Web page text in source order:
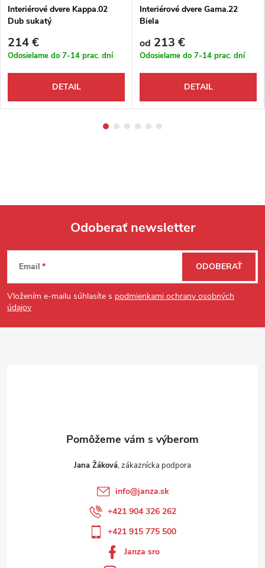
Interiérové dvere Kappa.02
Dub sukatý
214 €
Odosielame do 7-14 prac. dní
DETAIL
Interiérové dvere Gama.22
Biela
od 213 €
Odosielame do 7-14 prac. dní
DETAIL
Zápätie
Odoberať newsletter
Email
Vložením e-mailu súhlasíte s podmienkami ochrany osobných
údajov
ODOBERAŤ
Jana Žáková
info@janza.sk
+421 904 326 262
+421 915 775 500
Janza sro